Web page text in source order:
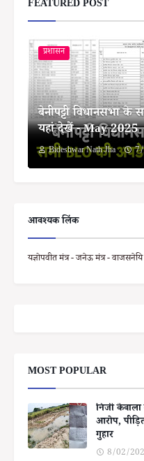
FEATURED POST
प्रशासन
बेनीपट्टी विधानसभा
यहां देखें - May 2025
Bideshwar Nath Jha
आवश्यक लिंक
यज्ञोपवीत मंत्र - जनेऊ मंत्र -
MOST POPULAR
निजी
आरोप,
गुहार
8/02/